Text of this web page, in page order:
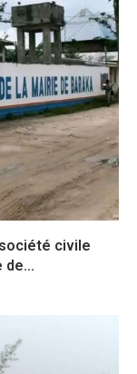
civile
de...